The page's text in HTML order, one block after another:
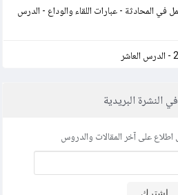
في المحادثة - عبارات اللقاء والوداع - الدرس
وغير المعرّف - الدرس الثالث عشر
والفصول - الدرس الرابع عشر
النشرة البريدية
اطلاع على آخر المقالات والدروس